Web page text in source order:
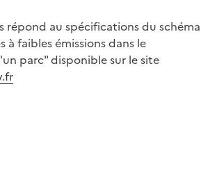
répond au spécifications du schéma
à faibles émissions dans le
parc" disponible sur le site